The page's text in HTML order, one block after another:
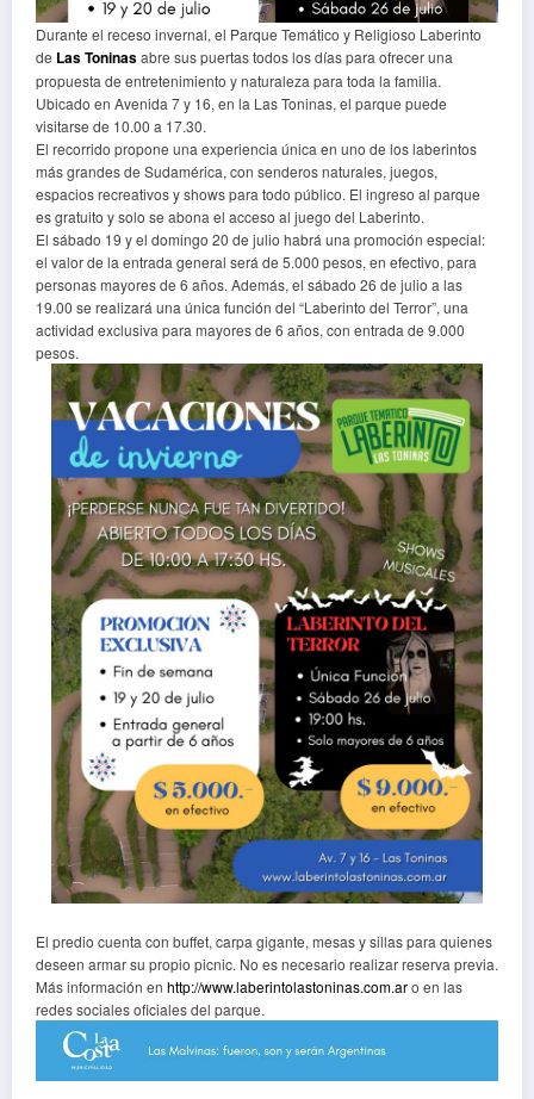
Durante el receso invernal, el Parque Temático y Religioso Laberinto
de Las Toninasabre sus puertas todos los días para ofrecer una
propuesta de entretenimiento y naturaleza para toda la familia.
Ubicado en Avenida 7 y 16, en la Las Toninas, el parque puede
visitarse de 10.00 a 17.30.
El recorrido propone una experiencia única en uno de los laberintos
más grandes de Sudamérica, con senderos naturales, juegos,
espacios recreativos y shows para todo público. El ingreso al parque
es gratuito y solo se abona el acceso al juego del Laberinto.
El sábado 19 y el domingo 20 de julio habrá una promoción especial:
el valor de la entrada general será de 5.000 pesos, en efectivo, para
personas mayores de 6 años. Además, el sábado 26 de julio a las
19.00 se realizará una única función del “Laberinto del Terror”, una
actividad exclusiva para mayores de 6 años, con entrada de 9.000
pesos.
El predio cuenta con buffet, carpa gigante, mesas y sillas para quienes
deseen armar su propio picnic. No es necesario realizar reserva previa.
Más información en http://www.laberintolastoninas.com.aro en las
redes sociales oficiales del parque.